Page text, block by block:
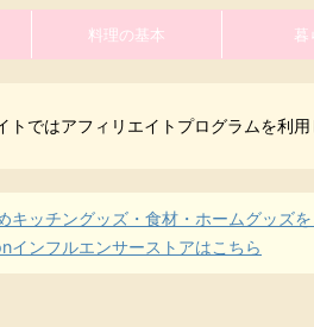
料理の基本 暮
トではアフィリエイトプログラムを利用
キッチングッズ・食材・ホームグッズを
インフルエンサーストアはこちら